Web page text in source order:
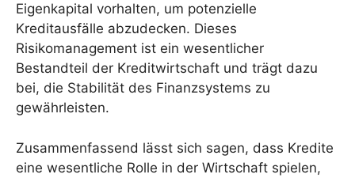
Eigenkapital vorhalten, um potenzielle
Kreditausfälle abzudecken. Dieses
Risikomanagement ist ein wesentlicher
Bestandteil der Kreditwirtschaft und trägt dazu
bei, die Stabilität des Finanzsystems zu
gewährleisten.
Zusammenfassend lässt sich sagen, dass Kredite
eine wesentliche Rolle in der Wirtschaft spielen,